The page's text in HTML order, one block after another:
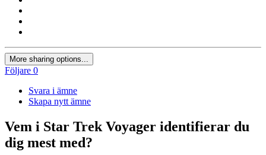
More sharing options...
Följare 0
Svara i ämne
Skapa nytt ämne
Vem i Star Trek Voyager identifierar du
dig mest med?